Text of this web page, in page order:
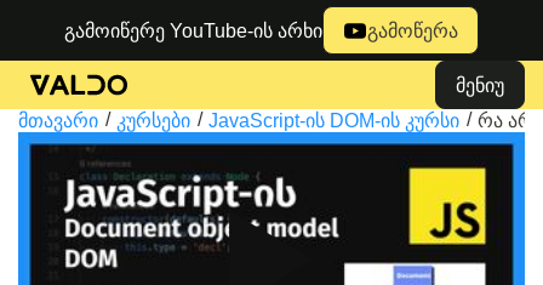
გამოიწერე YouTube-ის არხი გამოწერა
მენიუ
მთავარი
კურსები JavaScript-ის DOM-ის კურსი რა